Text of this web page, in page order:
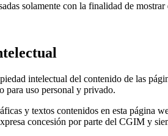
solamente con la finalidad de
intelectual del contenido de las
para uso personal y privado.
y textos contenidos en esta página
concesión por parte del CGIM y